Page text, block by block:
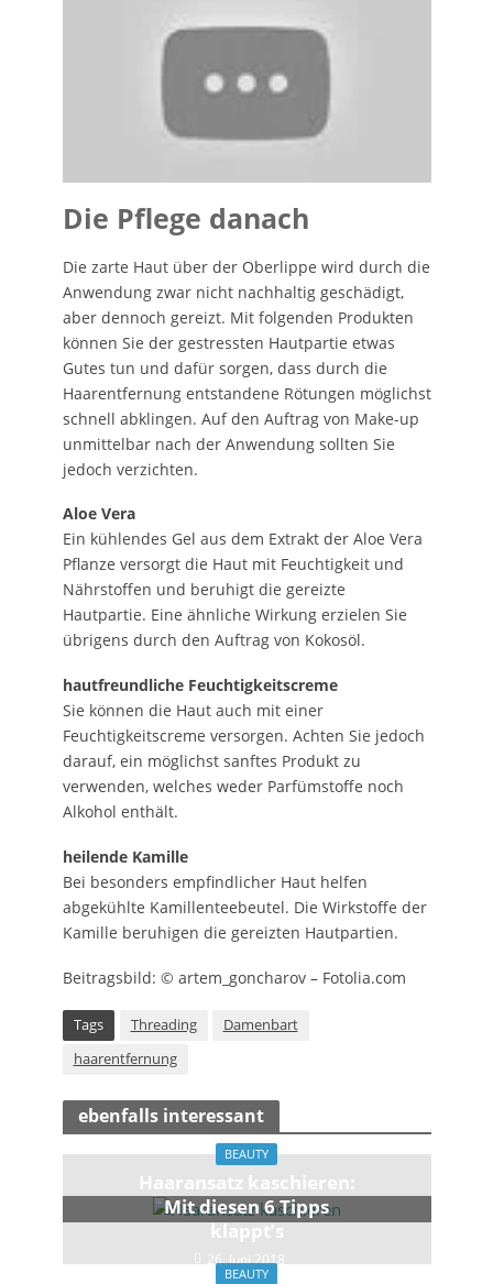
Die Pflege danach
Die zarte Haut über der Oberlippe wird durch die
Anwendung zwar nicht nachhaltig geschädigt,
aber dennoch gereizt. Mit folgenden Produkten
können Sie der gestressten Hautpartie etwas
Gutes tun und dafür sorgen, dass durch die
Haarentfernung entstandene Rötungen möglichst
schnell abklingen. Auf den Auftrag von Make-up
unmittelbar nach der Anwendung sollten Sie
jedoch verzichten.
Aloe Vera
Ein kühlendes Gel aus dem Extrakt der Aloe Vera
Pflanze versorgt die Haut mit Feuchtigkeit und
Nährstoffen und beruhigt die gereizte
Hautpartie. Eine ähnliche Wirkung erzielen Sie
übrigens durch den Auftrag von Kokosöl.
hautfreundliche Feuchtigkeitscreme
Sie können die Haut auch mit einer
Feuchtigkeitscreme versorgen. Achten Sie jedoch
darauf, ein möglichst sanftes Produkt zu
verwenden, welches weder Parfümstoffe noch
Alkohol enthält.
heilende Kamille
Bei besonders empfindlicher Haut helfen
abgekühlte Kamillenteebeutel. Die Wirkstoffe der
Kamille beruhigen die gereizten Hautpartien.
Beitragsbild: © artem_goncharov – Fotolia.com
Tags Threading
Damenbart
haarentfernung
ebenfalls interessant
BEAUTY
Haaransatz kaschieren:
Mit diesen 6 Tipps
klappt’s
26. Juni 2018
BEAUTY